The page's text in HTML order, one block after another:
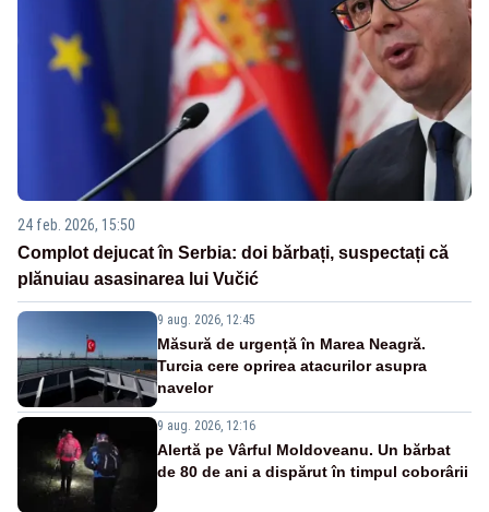
24 feb. 2026, 15:50
Complot dejucat în Serbia: doi bărbați, suspectați că
plănuiau asasinarea lui Vučić
9 aug. 2026, 12:45
Măsură de urgență în Marea Neagră.
Turcia cere oprirea atacurilor asupra
navelor
9 aug. 2026, 12:16
Alertă pe Vârful Moldoveanu. Un bărbat
de 80 de ani a dispărut în timpul coborârii